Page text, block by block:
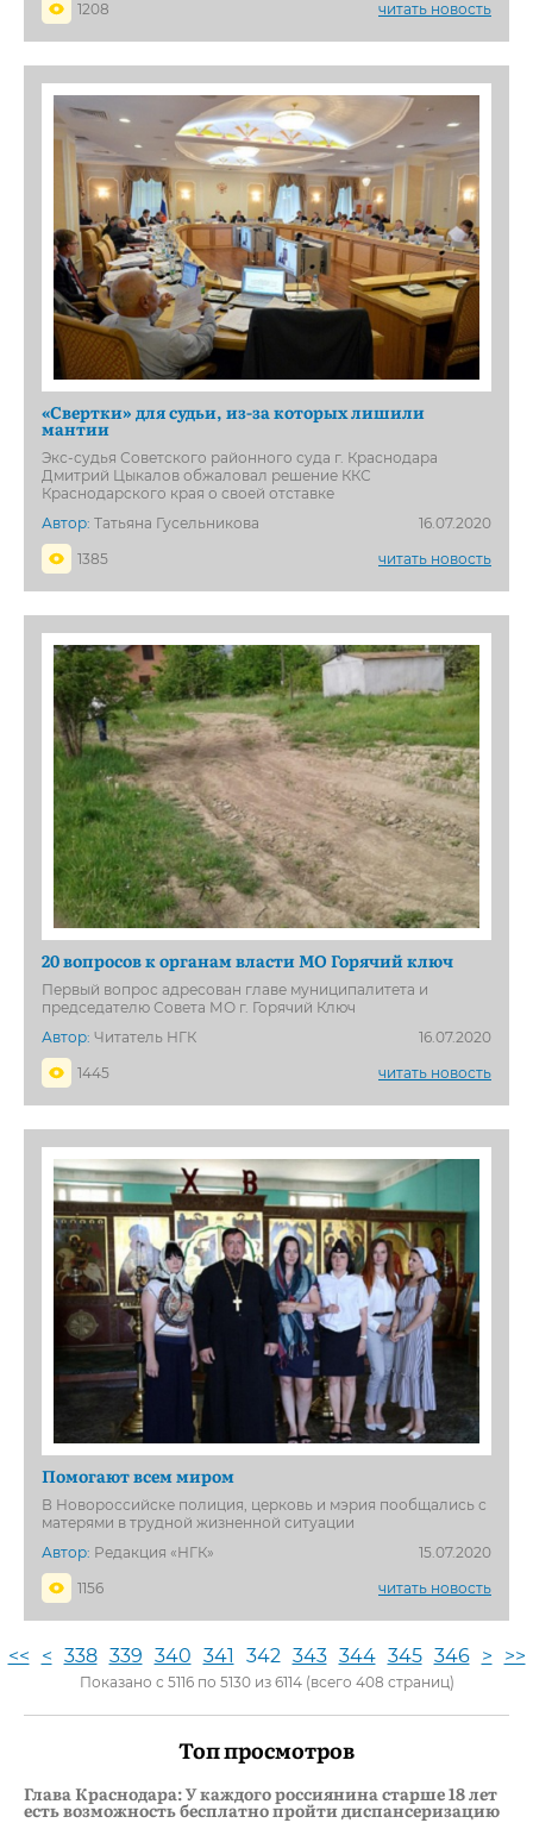
1208 читать новость
«Свертки» для судьи, из-за которых лишили
мантии
Экс-судья Советского районного суда г. Краснодара
Дмитрий Цыкалов обжаловал решение ККС
Краснодарского края о своей отставке
Автор: Татьяна Гусельникова
16.07.2020
1385
читать новость
20 вопросов к органам власти МО Горячий ключ
Первый вопрос адресован главе муниципалитета и
председателю Совета МО г. Горячий Ключ
Автор: Читатель НГК
16.07.2020
1445
читать новость
Помогают всем миром
В Новороссийске полиция, церковь и мэрия пообщались с
матерями в трудной жизненной ситуации
Автор: Редакция «НГК»
15.07.2020
1156
читать новость
<< < 338 339 340 341 342 343 344 345 346 > >>
Показано с 5116 по 5130 из 6114 (всего 408 страниц)
Топ просмотров
Глава Краснодара: У каждого россиянина старше 18 лет
есть возможность бесплатно пройти диспансеризацию